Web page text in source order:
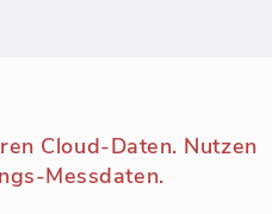
Cloud-Daten. Nutzen
Messdaten.